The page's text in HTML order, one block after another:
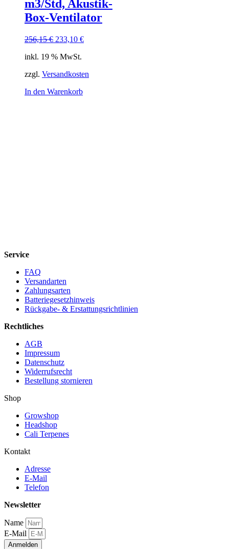
m3/Std, Akustik-
Box-Ventilator
256,15€ Ursprünglicher
war:
233,10 €Aktueller
inkl. 19 % MwSt.
zzgl. Versandkosten
In den Warenkorb
Service
FAQ
Versandarten
Zahlungsarten
Batteriegesetzhinweis
Rückgabe- & Erstattungsrichtlinien
Rechtliches
AGB
Impressum
Datenschutz
Widerrufsrecht
Bestellung stornieren
Shop
Growshop
Headshop
Cali Terpenes
Kontakt
Adresse
E-Mail
Telefon
Newsletter
Name
E-Mail
Anmelden